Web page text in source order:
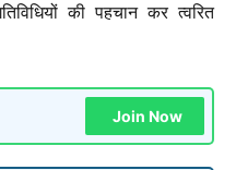
की पहचान कर त्वरित
Join Now